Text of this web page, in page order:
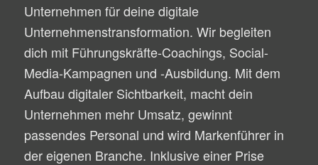
Unternehmen für deine digitale
Unternehmenstransformation. Wir begleiten
dich mit Führungskräfte-Coachings, Social-
Media-Kampagnen und -Ausbildung. Mit dem
Aufbau digitaler Sichtbarkeit, macht dein
Unternehmen mehr Umsatz, gewinnt
passendes Personal und wird Markenführer in
der eigenen Branche. Inklusive einer Prise